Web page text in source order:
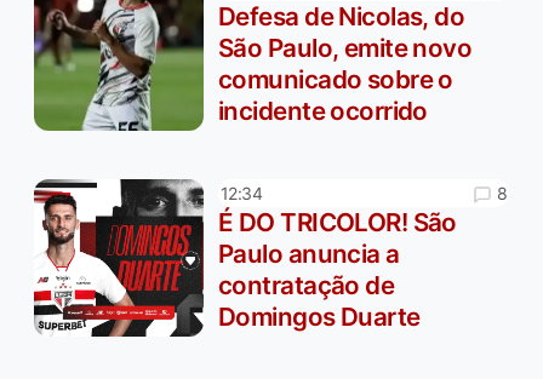
Defesa de Nicolas, do
São Paulo, emite novo
comunicado sobre o
incidente ocorrido
12:34 8
É DO TRICOLOR! São
Paulo anuncia a
contratação de
Domingos Duarte